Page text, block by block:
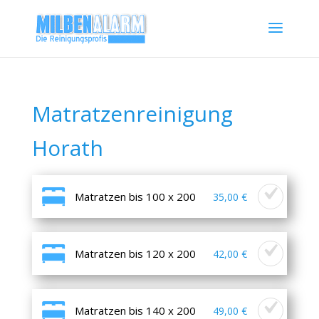
Matratzenreinigung
Horath
Matratzen bis 100 x 200 35,00 €
Matratzen bis 120 x 200 42,00 €
Matratzen bis 140 x 200 49,00 €